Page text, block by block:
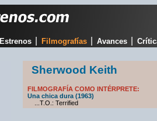
Estrenos Filmografías Avances
Sherwood Keith
FILMOGRAFÍA COMO INTÉRPRETE:
Una chica dura (1963)
...T.O.: Terrified